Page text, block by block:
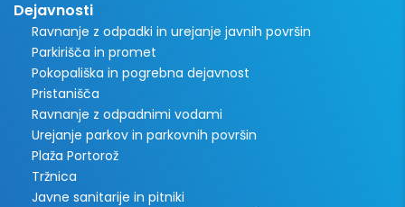
Dejavnosti
Ravnanje z odpadki in urejanje javnih površin
Parkirišča in promet
Pokopališka in pogrebna dejavnost
Pristanišča
Ravnanje z odpadnimi vodami
Urejanje parkov in parkovnih površin
Plaža Portorož
Tržnica
Javne sanitarije in pitniki